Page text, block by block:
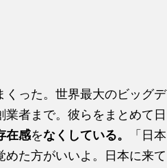
くった。世界最大のビッグデ
者まで。彼らをまとめて日
在感をなくしている。
「日本
めた方がいいよ。日本に来て